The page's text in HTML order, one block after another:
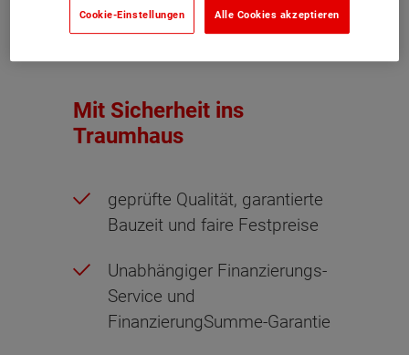
Town & Country Haus steht für Qualität und Sicherheit
beim Hausbau.
Mit Sicherheit ins
Traumhaus
geprüfte Qualität, garantierte
Bauzeit und faire Festpreise
Unabhängiger Finanzierungs-
Service und
FinanzierungSumme-Garantie
Cookie-Einstellungen Alle Cookies akzeptieren